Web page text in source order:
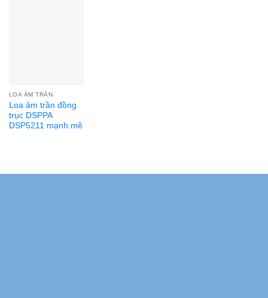
LOA ÂM TRẦN
Loa âm trần đồng
trục DSPPA
DSP5211 mạnh mẽ